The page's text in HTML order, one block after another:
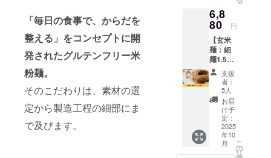
「毎日の食事で、からだを
整える」をコンセプトに開
発されたグルテンフリー米
粉麺。
そのこだわりは、素材の選
定から製造工程の細部にま
で及びます。
てくだ
さい ・
料：米
（特別
栽培
米、千
葉県柏
産）、
北海道
産 馬鈴
薯でん
粉（遺
伝子組
み換
送料込
みのお
値段で
す。 ・
容量：1
袋あた
り120g
・賞味
期限：
製造後6
か月 ・
保存方
法：直
射日
光・高
6,8
80 円
【玄米
麺：細
麺1.5ミ
リ14食
セッ
ト】 玄
米麺：
細麺1.5
ミリ14
食セッ
トをお
届けし
ます。
支援
者：
5人
お届
け予
定：
2025
年10
月
こ
の
リ